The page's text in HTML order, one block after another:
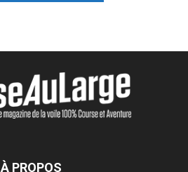
À PROPOS